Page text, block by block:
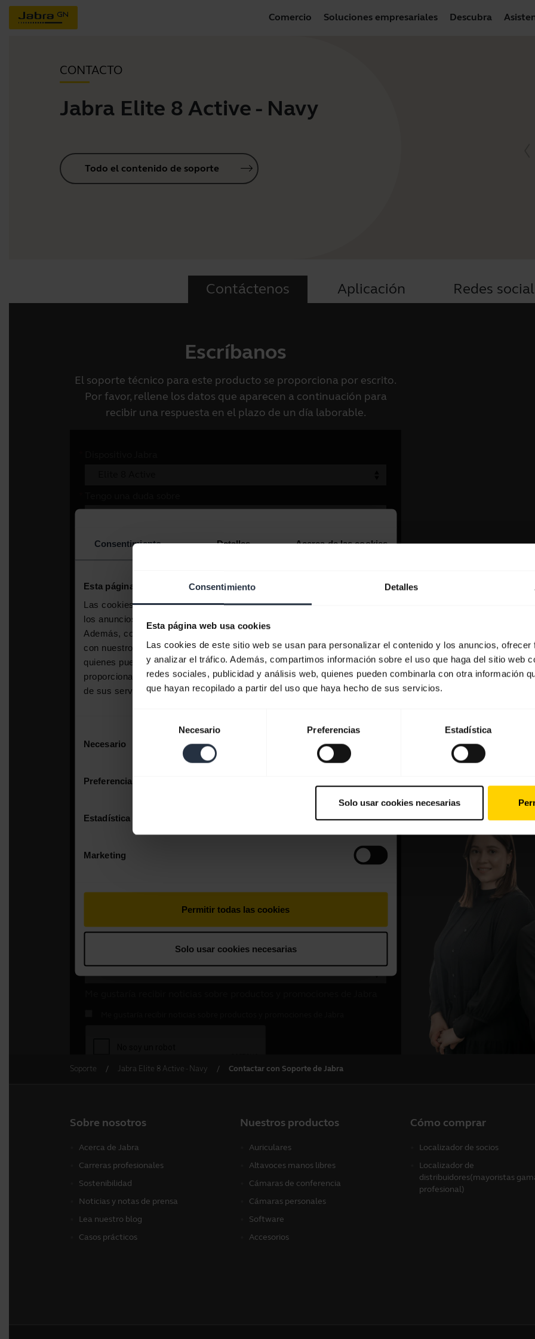
Consentimiento Detalles
Esta página web usa cookies
Las cookies de este sitio web se usan para personalizar el contenido y los anuncios,
y analizar el tráfico. Además, compartimos información sobre el uso que haga del sitio web
redes sociales, publicidad y análisis web, quienes pueden combinarla con otra información
que hayan recopilado a partir del uso que haya hecho de sus servicios.
consentimiento
Necesario Preferencias Estadística
Solo usar cookies necesarias
Comercio Soluciones empresariales Descubra
CONTACTO
Jabra Elite 8 Active - Navy
Todo el contenido de soporte
Contáctenos Aplicación Redes
Escríbanos
El soporte técnico para este producto se proporciona por escrito.
Por favor, rellene los datos que aparecen a continuación para
recibir una respuesta en el plazo de un día laborable.
Soporte Jabra Elite 8 Active - Navy Contactar con Soporte de Jabra
Sobre nosotros
Acerca de Jabra
Carreras profesionales
Sostenibilidad
Noticias y notas de prensa
Lea nuestro blog
Casos prácticos
Nuestros productos
Auriculares
Altavoces manos libres
Cámaras de conferencia
Cámaras personales
Software
Accesorios
Cómo comprar
Localizador de socios
Localizador de
distribuidores(mayoristas
profesional)